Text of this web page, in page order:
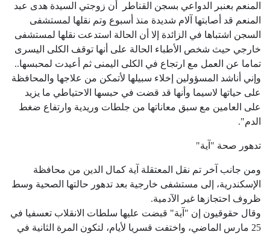
المنعم بعنبر الدواعي بسجن القناطر أن زوجتي السيدة هدى عبد
المنعم قد أصابتها آلام شديدة منذ أسبوع وتم نقلها لمستشفى
السجن اشتباها في الزائدة إلا أن الحالة استدعت نقلها لمستشفى
خارجي حيث شخص الأطباء الحالة على أنها توقف الكلى اليسرى
تماما عن العمل مع ارتجاع في الكلى اليمنى ثم أعيدت لمحبسها..
وإني أناشد المسؤولين إخلاء سبيلها لأتمكن من علاجها والمحافظة
على حياتها لاسيما وأنها قد قضت في حبسها الاحتياطي ما يزيد
على العامين مع سبق معاناتها من جلطات وريدية وارتفاع ضغط
الدم".
تدهور صحة "آية"
ومن جانب آخر تم نقل المعتقلة آية كمال الدين من محافظة
الإسكندرية، إلى مستشفى خارجية بعد تدهور حالتها الصحية وسط
ظروف احتجازها غير الآدمية.
وقال حقوقيون إن "آية" قبضت عليها سلطات الانقلاب تعسفيا في
25 مارس الماضي، واختفت قسريا لأيام، لتكون المرة الثانية في